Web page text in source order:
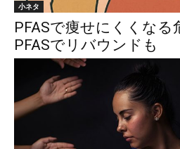
小ネタ
PFASで痩せにくくな
PFASでリバウンドも